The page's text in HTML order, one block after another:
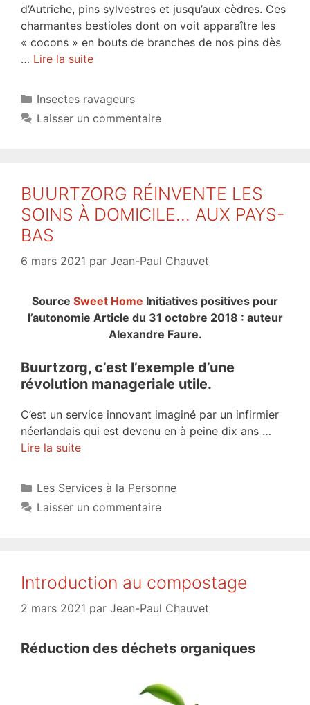
d’Autriche, pins sylvestres et jusqu’aux cèdres. Ces
charmantes bestioles dont on voit apparaître les
« cocons » en bouts de branches de nos pins dès
… Lire la suite
Catégories
Insectes ravageurs
Laisser un commentaire
BUURTZORG RÉINVENTE LES
SOINS À DOMICILE… AUX PAYS-
BAS
6 mars 2021 par Jean-Paul Chauvet
Source Sweet Home Initiatives positives pour
l’autonomie Article du 31 octobre 2018 : auteur
Alexandre Faure.
Buurtzorg, c’est l’exemple d’une
révolution manageriale utile.
C’est un service innovant imaginé par un infirmier
néerlandais qui est devenu en à peine dix ans …
Lire la suite
Catégories
Les Services à la Personne
Laisser un commentaire
Introduction au compostage
2 mars 2021 par Jean-Paul Chauvet
Réduction des déchets organiques